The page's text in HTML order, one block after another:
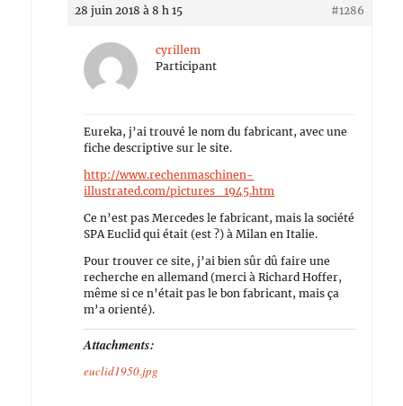
28 juin 2018 à 8 h 15 #1286
cyrillem
Participant
Eureka, j’ai trouvé le nom du fabricant, avec une
fiche descriptive sur le site.
http://www.rechenmaschinen-
illustrated.com/pictures_1945.htm
Ce n’est pas Mercedes le fabricant, mais la société
SPA Euclid qui était (est ?) à Milan en Italie.
Pour trouver ce site, j’ai bien sûr dû faire une
recherche en allemand (merci à Richard Hoffer,
même si ce n’était pas le bon fabricant, mais ça
m’a orienté).
Attachments:
euclid1950.jpg